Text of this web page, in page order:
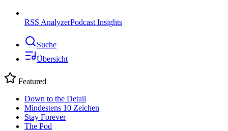
RSS AnalyzerPodcast Insights
Suche
Übersicht
Featured
Down to the Detail
Mindestens 10 Zeichen
Stay Forever
The Pod